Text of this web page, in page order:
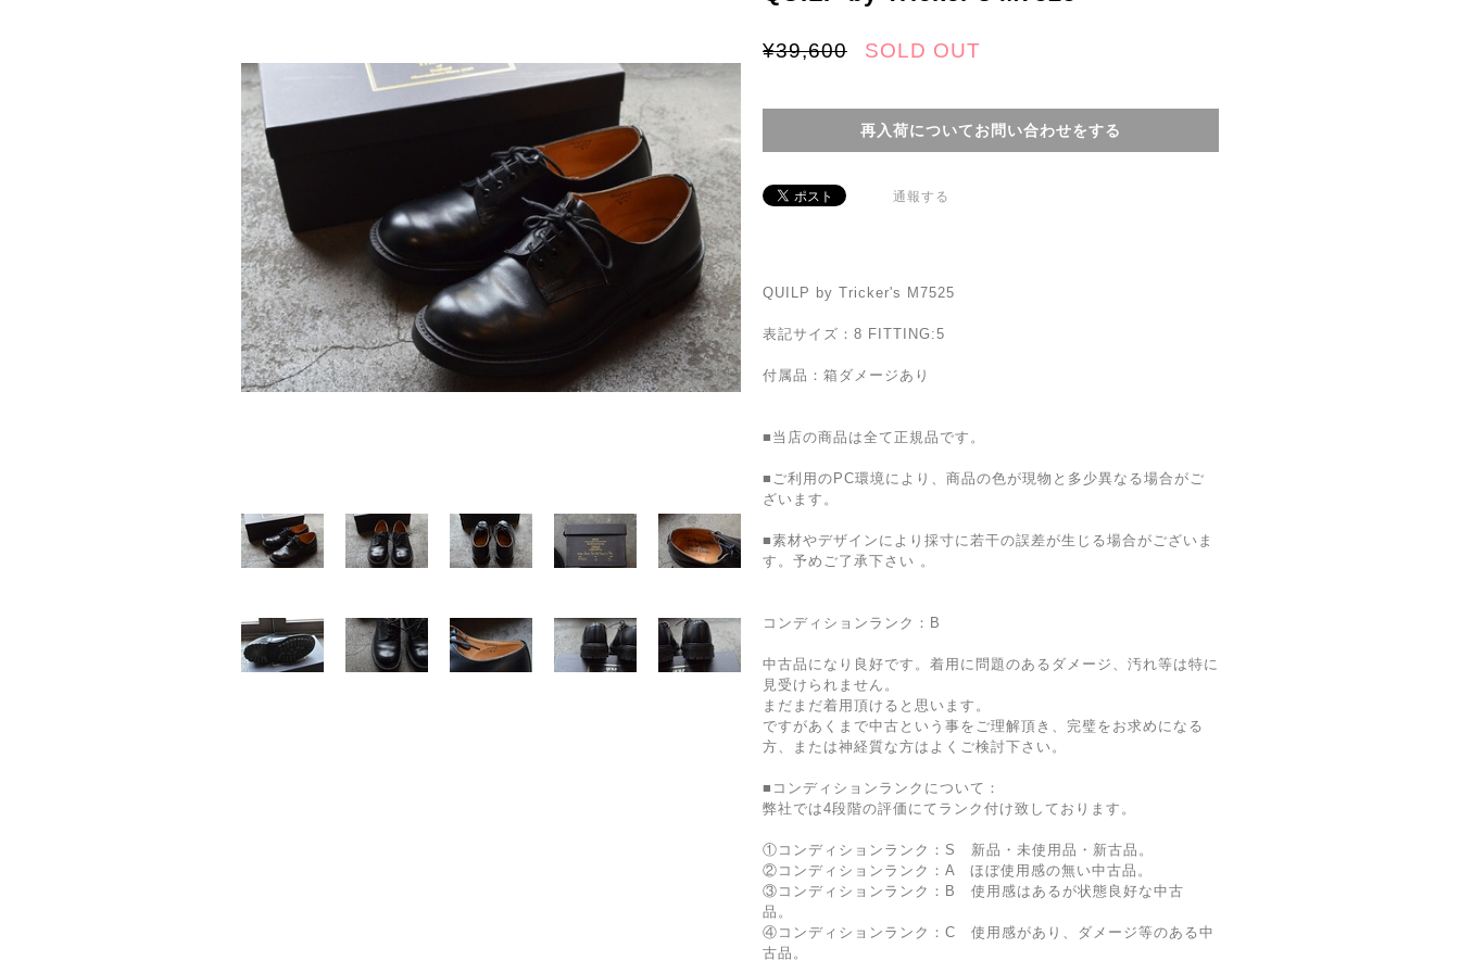
¥39,600 SOLD OUT
再入荷についてお問い合わせをする
通報する
QUILP by Tricker's M7525
表記サイズ：8 FITTING:5
付属品：箱ダメージあり
■当店の商品は全て正規品です。
■ご利用のPC環境により、商品の色が現物と多少異なる場合がご
ざいます。
■素材やデザインにより採寸に若干の誤差が生じる場合がございま
す。予めご了承下さい 。
コンディションランク：B
中古品になり良好です。着用に問題のあるダメージ、汚れ等は特に
見受けられません。
まだまだ着用頂けると思います。
ですがあくまで中古という事をご理解頂き、完璧をお求めになる
方、または神経質な方はよくご検討下さい。
■コンディションランクについて：
弊社では4段階の評価にてランク付け致しております。
①コンディションランク：S 新品・未使用品・新古品。
②コンディションランク：A ほぼ使用感の無い中古品。
③コンディションランク：B 使用感はあるが状態良好な中古
品。
④コンディションランク：C 使用感があり、ダメージ等のある中
古品。